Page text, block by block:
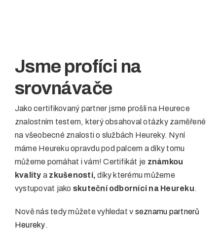
Jsme profíci na
srovnávače
Jako certifikovaný partner jsme prošli na Heurece
znalostním testem, který obsahoval otázky zaměřené
na všeobecné znalosti o službách Heureky. Nyní
máme Heureku opravdu pod palcem a díky tomu
můžeme pomáhat i vám!Certifikát je známkou
kvality a zkušeností,díky kterému můžeme
vystupovat jako skuteční odborníci na Heureku.
Nově nás tedy můžete vyhledat v seznamu partnerů
Heureky.